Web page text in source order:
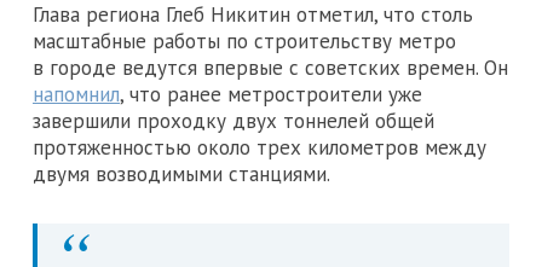
Глава региона Глеб Никитин отметил, что столь
масштабные работы по строительству метро
в городе ведутся впервые с советских времен. Он
напомнил, что ранее метростроители уже
завершили проходку двух тоннелей общей
протяженностью около трех километров между
двумя возводимыми станциями.